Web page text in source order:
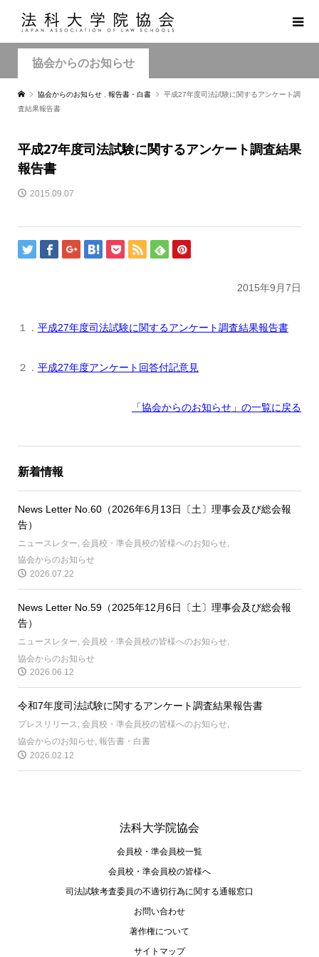
協会からのお知らせ
協会からのお知らせ 報告書・白書
平成27年度司法試験に関するアンケート調
査結果報告書
平成27年度司法試験に関するアンケート調査結果
報告書
2015.09.07
2015年9月7日
１． 平成27年度司法試験に関するアンケート調査結果報告書
２． 平成27年度アンケート回答付記意見
「協会からのお知らせ 」の一覧に戻る
新着情報
News Letter No.60（2026年6月13日〔土〕理事会及び総会報
告）
ニュースレター 会員校・準会員校の皆様へのお知らせ
協会からのお知らせ
2026.07.22
News Letter No.59（2025年12月6日〔土〕理事会及び総会報
告）
ニュースレター, 会員校・準会員校の皆様へのお知らせ,
協会からのお知らせ
2026.06.12
令和7年度司法試験に関するアンケート調査結果報告書
プレスリリース, 会員校・準会員校の皆様へのお知らせ,
協会からのお知らせ 報告書・白書
2026.02.12
法科大学院協会
会員校・準会員校一覧
会員校・準会員校の皆様へ
司法試験考査委員の不適切⾏為に関する通報窓⼝
お問い合わせ
著作権について
サイトマップ